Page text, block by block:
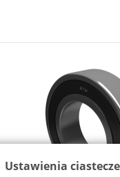
Ustawienia